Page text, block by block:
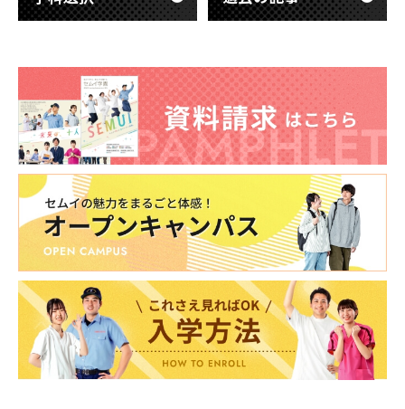
東海医療科学
専門学校
東海歯科医療
専門学校
東海医療工学
東海医療科学
専門学校
東海歯科医療
専門学校
東海医療工学
東海医療科学
専門学校
東海歯科医療
専門学校
東海医療工学
東海医療科学
専門学校
東海歯科医療
専門学校
東海医療工学